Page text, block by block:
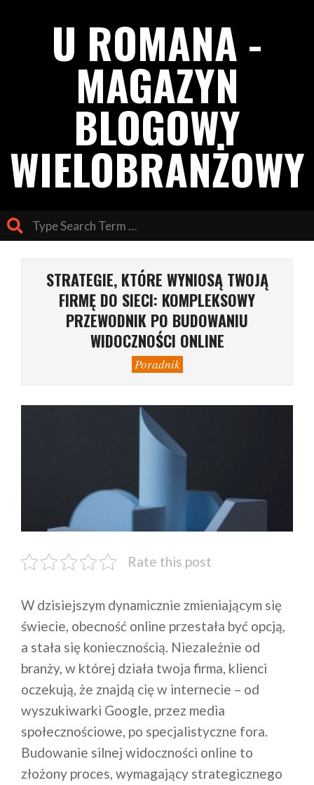
U ROMANA -
MAGAZYN
BLOGOWY
WIELOBRANŻOWY
STRATEGIE, KTÓRE WYNIOSĄ TWOJĄ
FIRMĘ DO SIECI: KOMPLEKSOWY
PRZEWODNIK PO BUDOWANIU
WIDOCZNOŚCI ONLINE
Poradnik
Rate this post
W dzisiejszym dynamicznie zmieniającym się
świecie, obecność online przestała być opcją,
a stała się koniecznością. Niezależnie od
branży, w której działa twoja firma, klienci
oczekują, że znajdą cię w internecie – od
wyszukiwarki Google, przez media
społecznościowe, po specjalistyczne fora.
Budowanie silnej widoczności online to
złożony proces, wymagający strategicznego